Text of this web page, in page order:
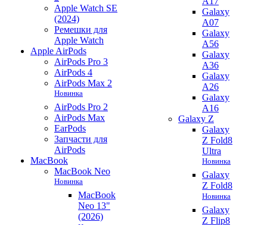
Apple Watch SE
(2024)
Ремешки для
Apple Watch
Apple AirPods
AirPods Pro 3
AirPods 4
AirPods Max 2
Новинка
AirPods Pro 2
AirPods Max
EarPods
Запчасти для
AirPods
MacBook
MacBook Neo
Новинка
MacBook
Neo 13"
(2026)
Galaxy
A07
Galaxy
A56
Galaxy
A36
Galaxy
A26
Galaxy
A16
Galaxy Z
Galaxy
Z Fold8
Ultra
Новинка
Galaxy
Z Fold8
Новинка
Galaxy
Z Flip8